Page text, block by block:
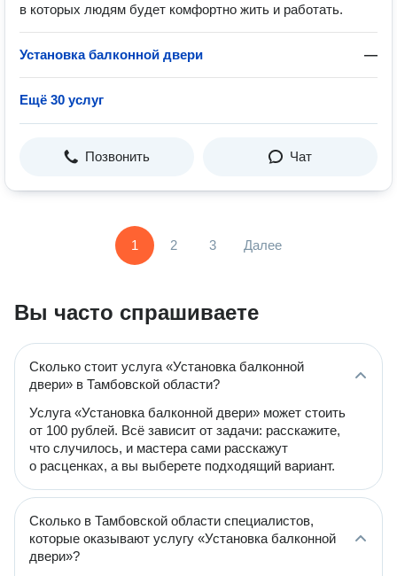
в которых людям будет комфортно жить и работать.
Установка балконной двери —
Ещё 30 услуг
Позвонить Чат
1 2 3 Далее
Вы часто спрашиваете
Сколько стоит услуга «Установка балконной
двери» в Тамбовской области?
Услуга «Установка балконной двери» может стоить
от 100 рублей. Всё зависит от задачи: расскажите,
что случилось, и мастера сами расскажут
о расценках, а вы выберете подходящий вариант.
Сколько в Тамбовской области специалистов,
которые оказывают услугу «Установка балконной
двери»?